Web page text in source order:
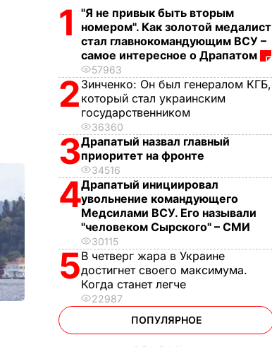
1
"Я не привык быть вторым
номером". Как золотой медалист
стал главнокомандующим ВСУ –
самое интересное о Драпатом
57963
2 Зинченко: Он был генералом КГБ,
который стал украинским
государственником
36360
3Драпатый назвал главный
приоритет на фронте
34516
4Драпатый инициировал
увольнение командующего
Медсилами ВСУ. Его называли
"человеком Сырского" – СМИ
30115
5В четверг жара в Украине
достигнет своего максимума.
Когда станет легче
22987
ПОПУЛЯРНОЕ